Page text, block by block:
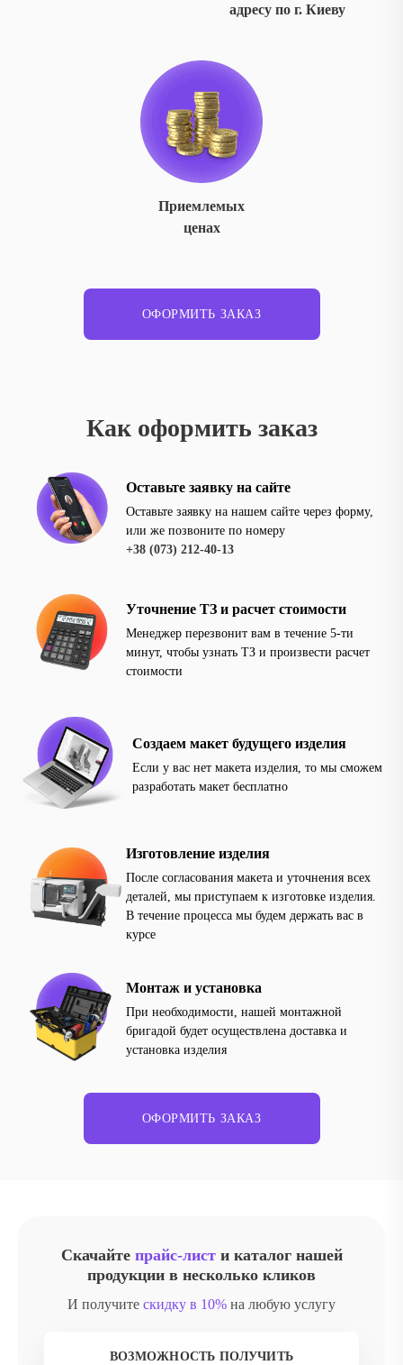
адресу по г. Киеву
Приемлемых
ценах
ОФОРМИТЬ ЗАКАЗ
Как оформить заказ
Оставьте заявку на сайте
Оставьте заявку на нашем сайте через форму,
или же позвоните по номеру
+38 (073) 212-40-13
Уточнение ТЗ и расчет стоимости
Менеджер перезвонит вам в течение 5-ти
минут, чтобы узнать ТЗ и произвести расчет
стоимости
Создаем макет будущего изделия
Если у вас нет макета изделия, то мы сможем
разработать макет бесплатно
Изготовление изделия
После согласования макета и уточнения всех
деталей, мы приступаем к изготовке изделия.
В течение процесса мы будем держать вас в
курсе
Монтаж и установка
При необходимости, нашей монтажной
бригадой будет осуществлена доставка и
установка изделия
ОФОРМИТЬ ЗАКАЗ
Скачайте прайс-листи каталог нашей
продукции в несколько кликов
И получите скидку в 10% на любую услугу
ВОЗМОЖНОСТЬ ПОЛУЧИТЬ